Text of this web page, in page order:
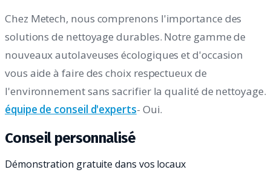
Chez Metech, nous comprenons l'importance des
solutions de nettoyage durables. Notre gamme de
nouveaux autolaveuses écologiques et d'occasion
vous aide à faire des choix respectueux de
l'environnement sans sacrifier la qualité de nettoyage.
équipe de conseil d'experts- Oui.
Conseil personnalisé
Démonstration gratuite dans vos locaux